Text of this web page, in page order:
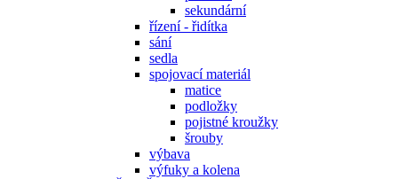
sekundární
řízení - řidítka
sání
sedla
spojovací materiál
matice
podložky
pojistné kroužky
šrouby
výbava
výfuky a kolena